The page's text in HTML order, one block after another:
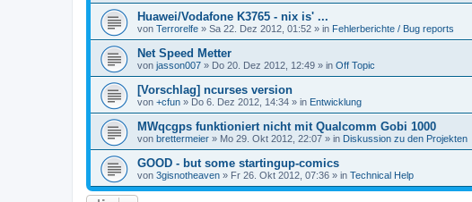
Huawei/Vodafone K3765 - nix is' ...
von Terrorelfe » Sa 22. Dez 2012, 01:52 » in Fehlerberichte / Bug reports
Net Speed Metter
von jasson007 » Do 20. Dez 2012, 12:49 » in Off Topic
[Vorschlag] ncurses version
von +cfun » Do 6. Dez 2012, 14:34 » in Entwicklung
MWqcgps funktioniert nicht mit Qualcomm Gobi 1000
von brettermeier » Mo 29. Okt 2012, 22:07 » in Diskussion zu den Projekten
GOOD - but some startingup-comics
von 3gisnotheaven » Fr 26. Okt 2012, 07:36 » in Technical Help